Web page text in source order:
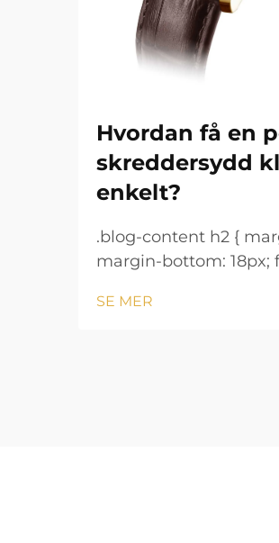
Hvordan få en
skreddersydd
enkelt?
.blog-content h2 {
margin-bottom: 18px;
linjeavstand: normal; }
SE MER